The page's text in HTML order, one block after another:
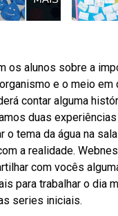
os alunos sobre a
e o meio em
contar alguma
duas
o tema da água na
a realidade.
com vocês
para trabalhar o dia
series iniciais.